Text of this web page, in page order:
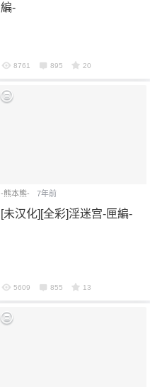
編-
8761 895 20
-熊本熊- 7年前
[未汉化][全彩]淫迷宫-匣編-
5609 855 13